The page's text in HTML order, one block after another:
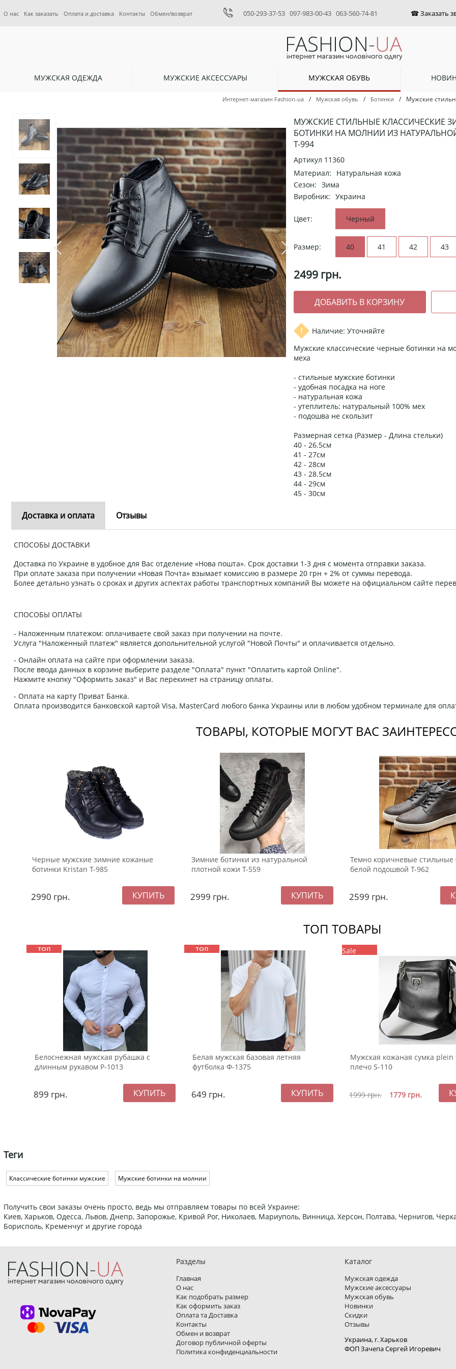
О нас Как заказать Оплата и доставка Контакты Обмен/возврат 050-293-37-53 097-983-00-43 063-560-74-81
МУЖСКАЯ ОДЕЖДА МУЖСКИЕ АКСЕССУАРЫ МУЖСКАЯ ОБУВЬ
Интернет-магазин Fashion-ua / Мужская обувь / Ботинки / Мужские
МУЖСКИЕ СТИЛЬНЫЕ КЛАССИЧЕСКИЕ
БОТИНКИ НА МОЛНИИ ИЗ
Т-994
Артикул 11360
Материал:
Натуральная кожа
Сезон: Зима
Виробник: Украина
Цвет: Черный
Размер: 40 41 42 43
2499 грн.
Наличие: Уточняйте
Мужские классические черные ботинки на
меха
- стильные мужские ботинки
- удобная посадка на ноге
- натуральная кожа
- утеплитель: натуральный 100% мех
- подошва не скользит
Размерная сетка (Размер - Длина стельки)
40 - 26.5см
41 - 27см
42 - 28см
43 - 28.5см
44 - 29см
45 - 30см
Доставка и оплата Отзывы
СПОСОБЫ ДОСТАВКИ
Доставка по Украине в удобное для Вас отделение «Нова пошта». Срок доставки 1-3 дня с момента отправки заказа.
При оплате заказа при получении «Новая Почта» взымает комиссию в размере 20 грн + 2% от суммы перевода.
Более детально узнать о сроках и других аспектах работы транспортных компаний Вы можете на официальном сайте
СПОСОБЫ ОПЛАТЫ
- Наложенным платежом: оплачиваете свой заказ при получении на почте.
Услуга "Наложенный платеж" является допольнительной услугой "Новой Почты" и оплачивается отдельно.
- Онлайн оплата на сайте при оформлении заказа.
После ввода данных в корзине выберите разделе "Оплата" пункт "Оплатить картой Online".
Нажмите кнопку "Оформить заказ" и Вас перекинет на страницу оплаты.
- Оплата на карту Приват Банка.
Оплата производится банковской картой Visa, MasterCard любого банка Украины или в любом удобном терминале для
ТОВАРЫ, КОТОРЫЕ МОГУТ ВАС
Черные мужские зимние кожаные
ботинки Kristan Т-985
2990 грн.
Зимние ботинки из натуральной
плотной кожи Т-559
2999 грн.
Темно коричневые стильные
белой подошвой Т-962
2599 грн.
ТОП ТОВАРЫ
Белоснежная мужская рубашка с
длинным рукавом Р-1013
899 грн.
Белая мужская базовая летняя
футболка Ф-1375
649 грн.
Sale
Мужская кожаная сумка plein
плечо S-110
1999грн. 1779 грн.
Теги
Классические ботинки мужские Мужские ботинки на молнии
Получить свои заказы очень просто, ведь мы отправляем товары по всей Украине:
Киев, Харьков, Одесса, Львов, Днепр, Запорожье, Кривой Рог, Николаев, Мариуполь, Винница, Херсон, Полтава, Чернигов,
Борисполь, Кременчуг и другие города
Разделы
Главная
О нас
Как подобрать размер
Как оформить заказ
Оплата та Доставка
Контакты
Обмен и возврат
Договор публичной оферты
Политика конфиденциальности
Каталог
Мужская одежда
Мужские аксессуары
Мужская обувь
Новинки
Скидки
Отзывы
Украина, г. Харьков
ФОП Зачепа Сергей Игоревич